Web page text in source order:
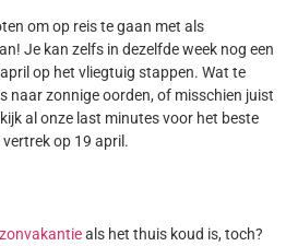
om op reis te gaan met als
Je kan zelfs in dezelfde week nog een
op het vliegtuig stappen. Wat te
naar zonnige oorden, of misschien juist
al onze last minutes voor het beste
op 19 april.
zonvakantieals het thuis koud is, toch?